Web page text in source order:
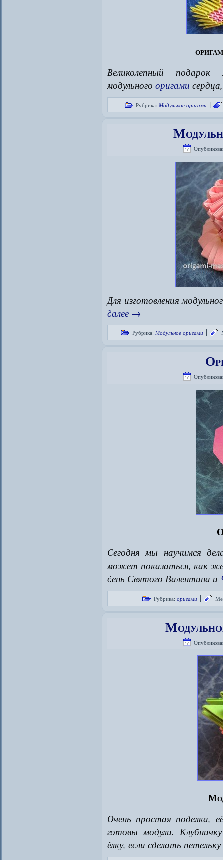
Великолепный
модульного оригами
Рубрика: Модульное оригами |
Для изготовления
далее →
Рубрика: Модульное оригами |
Сегодня мы научимся
может показаться, как
день Святого Валентина и
Рубрика: оригами |
Очень простая поделка,
готовы модули.
ёлку, если сделать петельку